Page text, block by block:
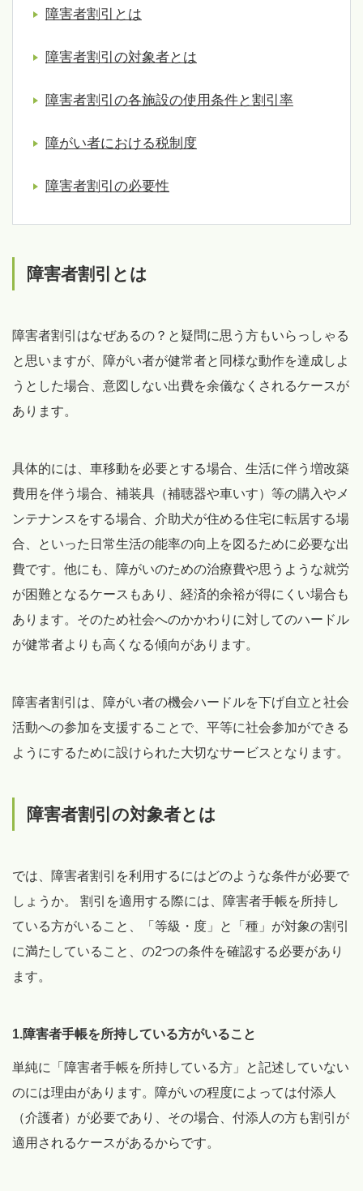
障害者割引とは
障害者割引の対象者とは
障害者割引の各施設の使用条件と割引率
障がい者における税制度
障害者割引の必要性
障害者割引とは
障害者割引はなぜあるの？と疑問に思う方もいらっしゃる
と思いますが、障がい者が健常者と同様な動作を達成しよ
うとした場合、意図しない出費を余儀なくされるケースが
あります。
具体的には、車移動を必要とする場合、生活に伴う増改築
費用を伴う場合、補装具（補聴器や車いす）等の購入やメ
ンテナンスをする場合、介助犬が住める住宅に転居する場
合、といった日常生活の能率の向上を図るために必要な出
費です。他にも、障がいのための治療費や思うような就労
が困難となるケースもあり、経済的余裕が得にくい場合も
あります。そのため社会へのかかわりに対してのハードル
が健常者よりも高くなる傾向があります。
障害者割引は、障がい者の機会ハードルを下げ自立と社会
活動への参加を支援することで、平等に社会参加ができる
ようにするために設けられた大切なサービスとなります。
障害者割引の対象者とは
では、障害者割引を利用するにはどのような条件が必要で
しょうか。 割引を適用する際には、障害者手帳を所持し
ている方がいること、「等級・度」と「種」が対象の割引
に満たしていること、の2つの条件を確認する必要があり
ます。
1.障害者手帳を所持している方がいること
単純に「障害者手帳を所持している方」と記述していない
のには理由があります。障がいの程度によっては付添人
（介護者）が必要であり、その場合、付添人の方も割引が
適用されるケースがあるからです。